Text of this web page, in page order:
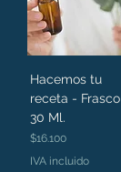
Hacemos tu
receta - Frasco
30 Ml.
Precio
$16.100
IVA incluido